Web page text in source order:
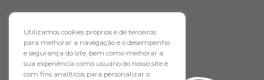
FAÇA AGORA O
Utilizamos cookies próprios e de terceiros
para melhorar a navegação e o desempenho
e segurança do site, bem como melhorar a
sua experiência como usuário do nosso site e
com fins analíticos para personalizar o